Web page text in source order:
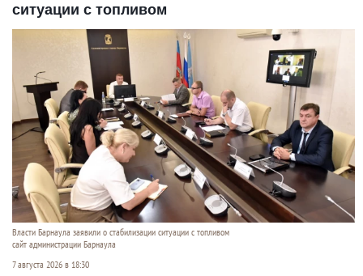
ситуации с топливом
Власти Барнаула заявили о стабилизации ситуации с топливом
сайт администрации Барнаула
7 августа 2026 в 18:30